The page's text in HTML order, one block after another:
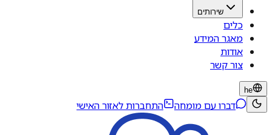
שירותים
כלים
מאגר המידע
אודות
צור קשר
he
דברו עם מומחה התחברות לאזור האישי